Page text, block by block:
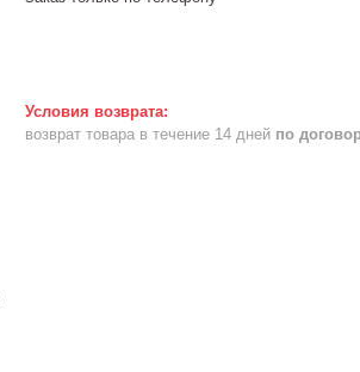
возврат товара в течение 14 дней по